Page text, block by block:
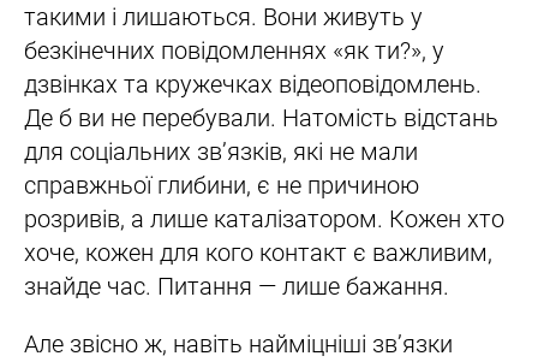
такими і лишаються. Вони живуть у
безкінечних повідомленнях «як ти?», у
дзвінках та кружечках відеоповідомлень.
Де б ви не перебували. Натомість відстань
для соціальних зв’язків, які не мали
справжньої глибини, є не причиною
розривів, а лише каталізатором. Кожен хто
хоче, кожен для кого контакт є важливим,
знайде час. Питання — лише бажання.
Але звісно ж, навіть найміцніші зв’язки